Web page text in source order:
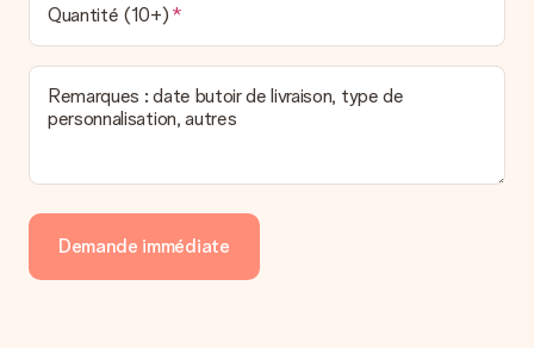
vous aidera à trouver une solution satisfaisante.
Nous n’envoyons pas de facture avec le cadeau. Nous vous
l’envoyons par e-mail avec la confirmation de commande. Vous
pouvez de même retrouver votre facture dans votre espace
un véritable effet surprise !
Quantité (10+)
Remarques : date butoir de livraison, type de
personnalisation, autres
Demande immédiate